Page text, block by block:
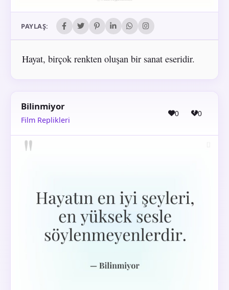
PAYLAŞ:
Hayat, birçok renkten oluşan bir sanat eseridir.
Bilinmiyor
Film Replikleri
0 0